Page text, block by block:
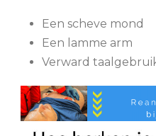
Een scheve mond
Een lamme arm
Verward